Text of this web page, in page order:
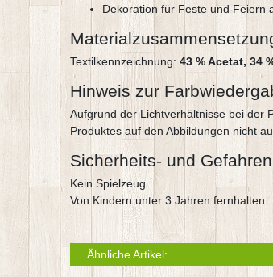
Dekoration für Feste und Feiern
Textilkennzeichnung: 43 % Acetat, 34
Hinweis zur
Aufgrund der Lichtverhältnisse bei der
Produktes auf den Abbildungen nicht
Sicherheits- und
Kein Spielzeug.
Von Kindern unter 3 Jahren fernhalten.
Ähnliche Artikel: